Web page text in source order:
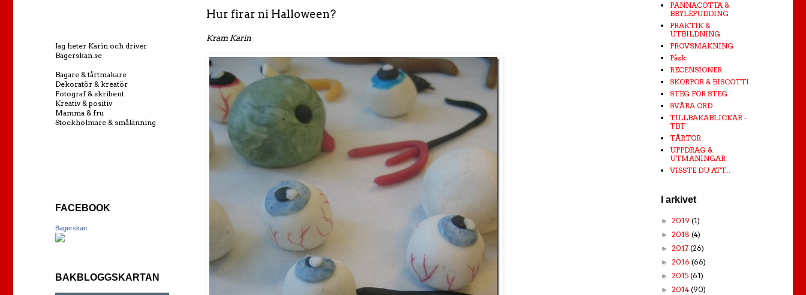
Hur firar ni Halloween?
Kram Karin
Jag heter Karin och driver
Bagerskan.se
Bagare & tårtmakare
Dekoratör & kreatör
Fotograf & skribent
Kreativ & positiv
Mamma & fru
Stockholmare & smålänning
FACEBOOK
Bagerskan
BAKBLOGGSKARTAN
PANNACOTTA &
BRYLÉPUDDING
PRAKTIK &
UTBILDNING
PROVSMAKNING
Påsk
RECENSIONER
SKORPOR & BISCOTTI
STEG FÖR STEG
SVÅRA ORD
TILLBAKABLICKAR -
TBT
TÅRTOR
UPPDRAG &
UTMANINGAR
VISSTE DU ATT...
I arkivet
► 2019 (1)
► 2018 (4)
► 2017 (26)
► 2016 (66)
► 2015 (61)
► 2014 (90)